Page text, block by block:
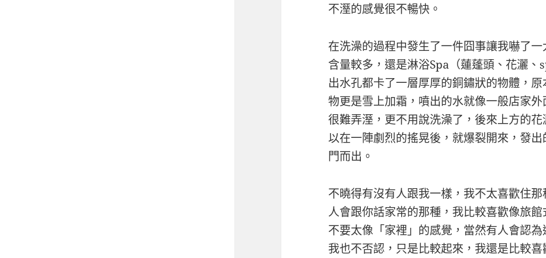
不溼的感覺很不暢快。
在洗澡的過程中發生了一件囧事讓我嚇了
含量較多，還是淋浴Spa（蓮蓬頭、花灑
出水孔都卡了一層厚厚的銅鏽狀的物體，
物更是雪上加霜，噴出的水就像一般店家
很難弄溼，更不用說洗澡了，後來上方的
以在一陣劇烈的搖晃後，就爆裂開來，發
門而出。
不曉得有沒有人跟我一樣，我不太喜歡住
人會跟你話家常的那種，我比較喜歡像旅
不要太像「家裡」的感覺，當然有人會認
我也不否認，只是比較起來，我還是比較